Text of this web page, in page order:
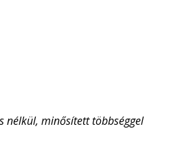
nélkül, minősített többséggel